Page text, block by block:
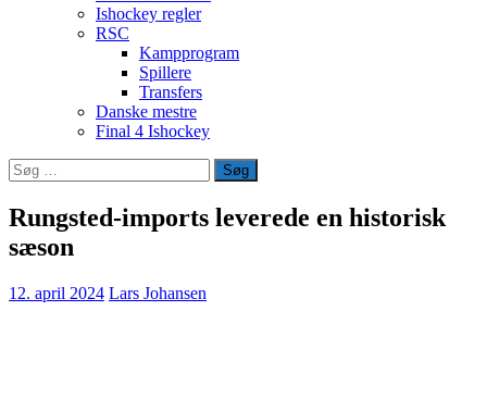
Ishockey regler
RSC
Kampprogram
Spillere
Transfers
Danske mestre
Final 4 Ishockey
Søg
efter:
Rungsted-imports leverede en historisk
sæson
12. april 2024 Lars Johansen